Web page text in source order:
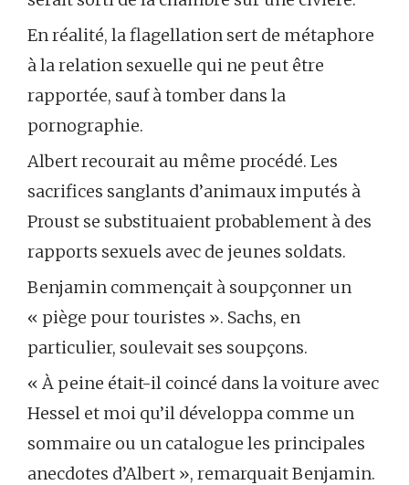
En réalité, la flagellation sert de métaphore
à la relation sexuelle qui ne peut être
rapportée, sauf à tomber dans la
pornographie.
Albert recourait au même procédé. Les
sacrifices sanglants d’animaux imputés à
Proust se substituaient probablement à des
rapports sexuels avec de jeunes soldats.
Benjamin commençait à soupçonner un
« piège pour touristes ». Sachs, en
particulier, soulevait ses soupçons.
« À peine était-il coincé dans la voiture avec
Hessel et moi qu’il développa comme un
sommaire ou un catalogue les principales
anecdotes d’Albert », remarquait Benjamin.